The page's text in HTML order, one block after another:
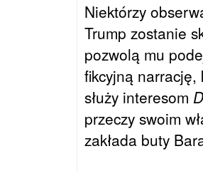
Niektórzy
Trump zostanie
pozwolą mu
fikcyjną
służy interesom
przeczy swoim
zakłada buty